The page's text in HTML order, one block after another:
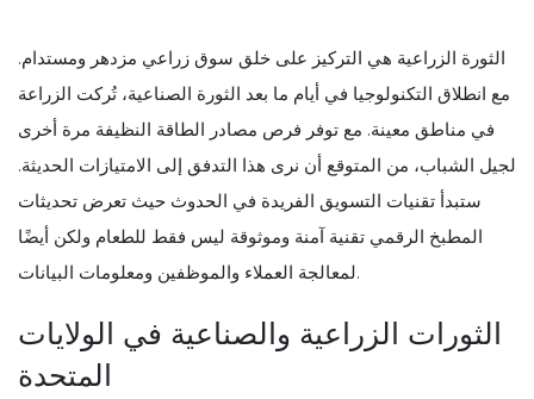
الثورة الزراعية هي التركيز على خلق سوق زراعي مزدهر ومستدام.
مع انطلاق التكنولوجيا في أيام ما بعد الثورة الصناعية، تُركت الزراعة
في مناطق معينة. مع توفر فرص مصادر الطاقة النظيفة مرة أخرى
لجيل الشباب، من المتوقع أن نرى هذا التدفق إلى الامتيازات الحديثة.
ستبدأ تقنيات التسويق الفريدة في الحدوث حيث تعرض تحديثات
المطبخ الرقمي تقنية آمنة وموثوقة ليس فقط للطعام ولكن أيضًا
لمعالجة العملاء والموظفين ومعلومات البيانات.
الثورات الزراعية والصناعية في الولايات
المتحدة